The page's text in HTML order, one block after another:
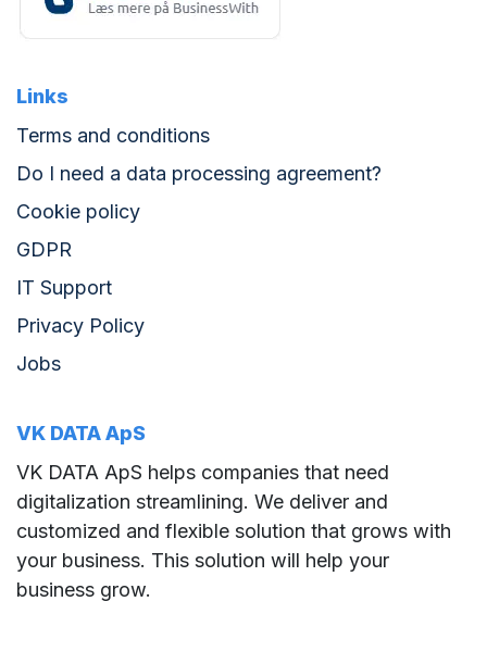
Links
Terms and conditions
Do I need a data processing agreement?
Cookie policy
GDPR
IT Support
Privacy Policy
Jobs
VK DATA ApS
VK DATA ApS helps companies that need
digitalization streamlining. We deliver and
customized and flexible solution that grows with
your business. This solution will help your
business grow.